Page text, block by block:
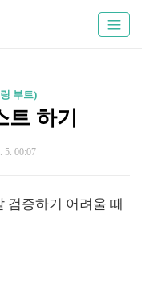
부트)
하기
5. 00:07
검증하기 어려울 때